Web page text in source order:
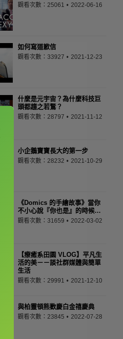
觀看次數：25061 2022-06-16
如何寫道歉信
觀看次數：33927 2021-12-23
什麼是元宇宙？為什麼科技巨
頭都趨之若鶩？
觀看次數：28797 2021-11-12
小企鵝寶寶長大的第一步
觀看次數：28232 2021-10-29
《Domics 的手繪故事》當你
不小心說『你也是』的時候…
觀看次數：31659 2022-03-02
【療癒系田園 VLOG】平凡生
活的美－－談社群媒體與簡單
生活
觀看次數：29991 2021-12-10
與柏靈頓熊歡慶白金禧慶典
觀看次數：23845 2022-07-28